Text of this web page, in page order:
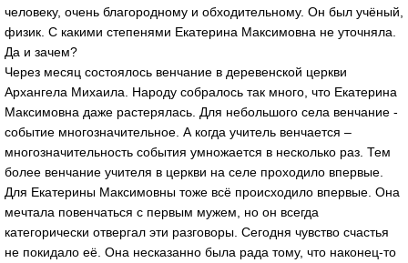
человеку, очень благородному и обходительному. Он был учёный,
физик. С какими степенями Екатерина Максимовна не уточняла.
Да и зачем?
Через месяц состоялось венчание в деревенской церкви
Архангела Михаила. Народу собралось так много, что Екатерина
Максимовна даже растерялась. Для небольшого села венчание -
событие многозначительное. А когда учитель венчается –
многозначительность события умножается в несколько раз. Тем
более венчание учителя в церкви на селе проходило впервые.
Для Екатерины Максимовны тоже всё происходило впервые. Она
мечтала повенчаться с первым мужем, но он всегда
категорически отвергал эти разговоры. Сегодня чувство счастья
не покидало её. Она несказанно была рада тому, что наконец-то